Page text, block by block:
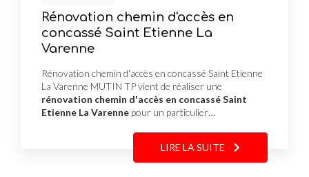
Rénovation chemin d'accès en
concassé Saint Etienne La
Varenne
Rénovation chemin d'accès en concassé Saint Etienne
La Varenne MUTIN TP vient de réaliser une
rénovation chemin d'accès en concassé Saint
Etienne La Varenne pour un particulier…
LIRE LA SUITE